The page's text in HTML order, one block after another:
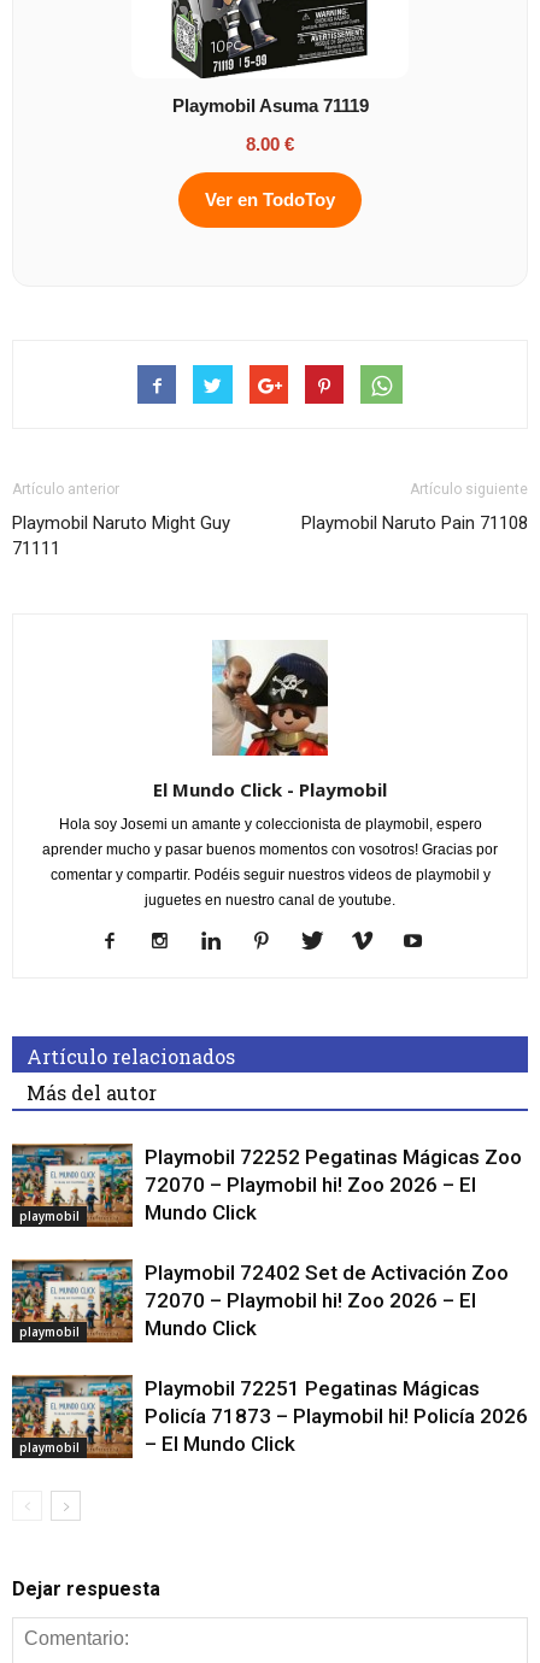
Playmobil Asuma 71119
8.00 €
Ver en TodoToy
Artículo anterior
Playmobil Naruto Might Guy
71111
Artículo siguiente
Playmobil Naruto Pain 71108
El Mundo Click - Playmobil
Hola soy Josemi un amante y coleccionista de playmobil, espero
aprender mucho y pasar buenos momentos con vosotros! Gracias por
comentar y compartir. Podéis seguir nuestros videos de playmobil y
juguetes en nuestro canal de youtube.
Artículo relacionados
Más del autor
playmobil
Playmobil 72252 Pegatinas Mágicas Zoo
72070 – Playmobil hi! Zoo 2026 – El
Mundo Click
playmobil
Playmobil 72402 Set de Activación Zoo
72070 – Playmobil hi! Zoo 2026 – El
Mundo Click
playmobil
Playmobil 72251 Pegatinas Mágicas
Policía 71873 – Playmobil hi! Policía 2026
– El Mundo Click
Dejar respuesta